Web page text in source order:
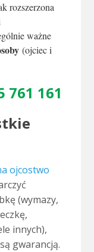
rozszerzona
ważne
(ojciec i
761 161
ojcostwo
(wymazy,
innych),
gwarancją.